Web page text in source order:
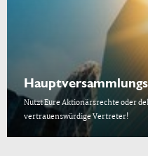
Nutzt Eure Aktionärsrechte oder
vertrauenswürdige Vertreter!